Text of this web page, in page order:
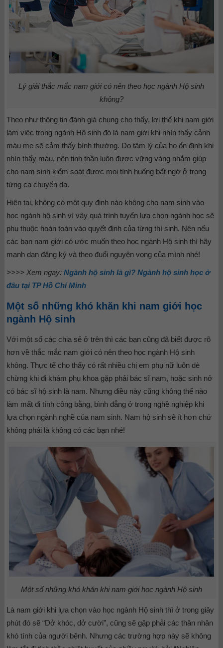
Lý giải thắc mắc nam giới có nên theo học ngành Hộ sinh
không?
Theo như thông tin đánh giá chung cho thấy, lợi thế khi nam giới
làm việc trong ngành Hộ sinh đó là nam giới khi nhìn thấy cảnh
máu me sẽ cảm thấy bình thường. Do tâm lý của họ ổn định khi
nhìn thấy máu, nên tinh thần luôn được vững vàng nhằm giúp
cho nam sinh kiểm soát được mọi tình huống bất ngờ ở trong
từng ca chuyển dạ.
Hiện tại, không có một quy định nào không cho nam sinh vào
học ngành hộ sinh vì vậy quá trình tuyển lựa chọn ngành học sẽ
phụ thuộc hoàn toàn vào quyết định của từng thí sinh. Nên nếu
các bạn nam giới có ước muốn theo học ngành Hộ sinh thì hãy
mạnh dạn đăng ký và theo đuổi nguyện vọng của mình nhé!
>>>> Xem ngay:Ngành hộ sinh là gì? Ngành hộ sinh học ở
đâu tại TP Hồ Chí Minh
Một số những khó khăn khi nam giới học
ngành Hộ sinh
Với một số các chia sẻ ở trên thì các bạn cũng đã biết được rõ
hơn về thắc mắc nam giới có nên theo học ngành Hộ sinh
không. Thực tế cho thấy có rất nhiều chị em phụ nữ luôn dè
chừng khi đi khám phụ khoa gặp phải bác sĩ nam, hoặc sinh nở
có bác sĩ hộ sinh là nam. Nhưng điều này cũng không thể nào
làm mất đi tính công bằng, bình đẳng ở trong nghề nghiệp khi
lựa chọn ngành nghề của nam sinh. Nam hộ sinh sẽ ít hơn chứ
không phải là không có các bạn nhé!
Một số những khó khăn khi nam giới học ngành Hộ sinh
Là nam giới khi lựa chọn vào học ngành Hộ sinh thì ở trong giây
phút đó sẽ “Dở khóc, dở cười”, cũng sẽ gặp phải các thân nhân
khó tính của người bệnh. Nhưng các trường hợp này sẽ không